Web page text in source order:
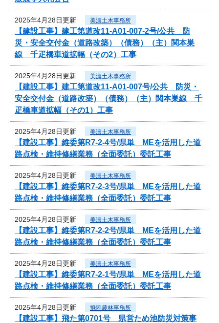
2025年4月28日更新 美濃土木事務所
【建設工事】建工第道改11-A01-007-2号/公共 防
災・安全交付金（道路改築）（債務）（主）関本巣
線 千疋橋車道拡幅（その2）工事
2025年4月28日更新 美濃土木事務所
【建設工事】建工第道改11-A01-007号/公共 防災・
安全交付金（道路改築）（債務）（主）関本巣線 千
疋橋車道拡幅（その1）工事
2025年4月28日更新 美濃土木事務所
【建設工事】維委第R7-2-4号/県単 MEを活用した道
路点検・維持修繕業務（全面委託）委託工事
2025年4月28日更新 美濃土木事務所
【建設工事】維委第R7-2-3号/県単 MEを活用した道
路点検・維持修繕業務（全面委託）委託工事
2025年4月28日更新 美濃土木事務所
【建設工事】維委第R7-2-2号/県単 MEを活用した道
路点検・維持修繕業務（全面委託）委託工事
2025年4月28日更新 美濃土木事務所
【建設工事】維委第R7-2-1号/県単 MEを活用した道
路点検・維持修繕業務（全面委託）委託工事
2025年4月28日更新 飛騨農林事務所
【建設工事】飛た第0701号 県営ため池防災対策事